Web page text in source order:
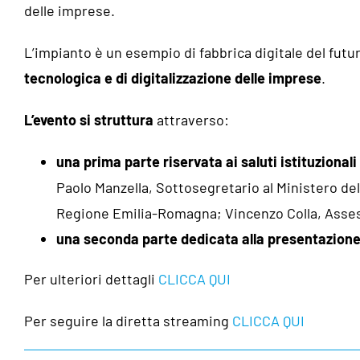
delle imprese.
L’impianto è un esempio di fabbrica digitale del
tecnologica e di digitalizzazione delle imprese.
L’evento si struttura attraverso:
una prima parte riservata ai saluti istituzionali
Paolo Manzella, Sottosegretario al Ministero
Regione Emilia-Romagna; Vincenzo Colla,
una seconda parte dedicata alla
Per ulteriori dettagli CLICCA QUI
Per seguire la diretta streaming CLICCA QUI